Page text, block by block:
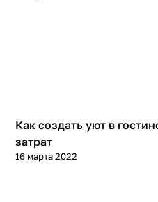
Как создать уют в
затрат
16 марта 2022